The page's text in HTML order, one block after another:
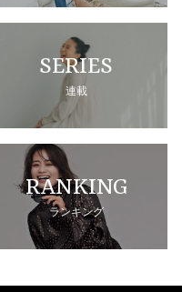
SERIES
連載
RANKING
ランキング